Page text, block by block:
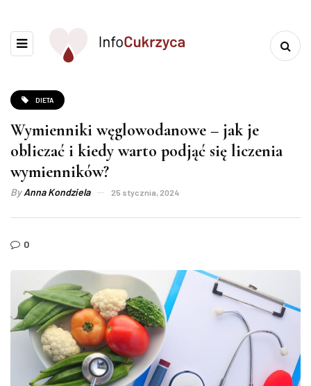
DIETA
Wymienniki węglowodanowe – jak je
obliczać i kiedy warto podjąć się liczenia
wymienników?
ByAnna Kondziela 25 stycznia, 2024
0